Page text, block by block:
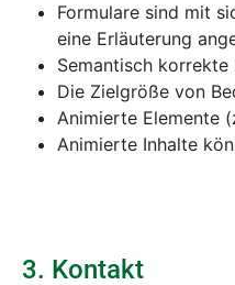
Formulare sind mit
eine Erläuterung
Semantisch
Die Zielgröße von
Animierte Elemente
Animierte Inhalte
3. Kontakt